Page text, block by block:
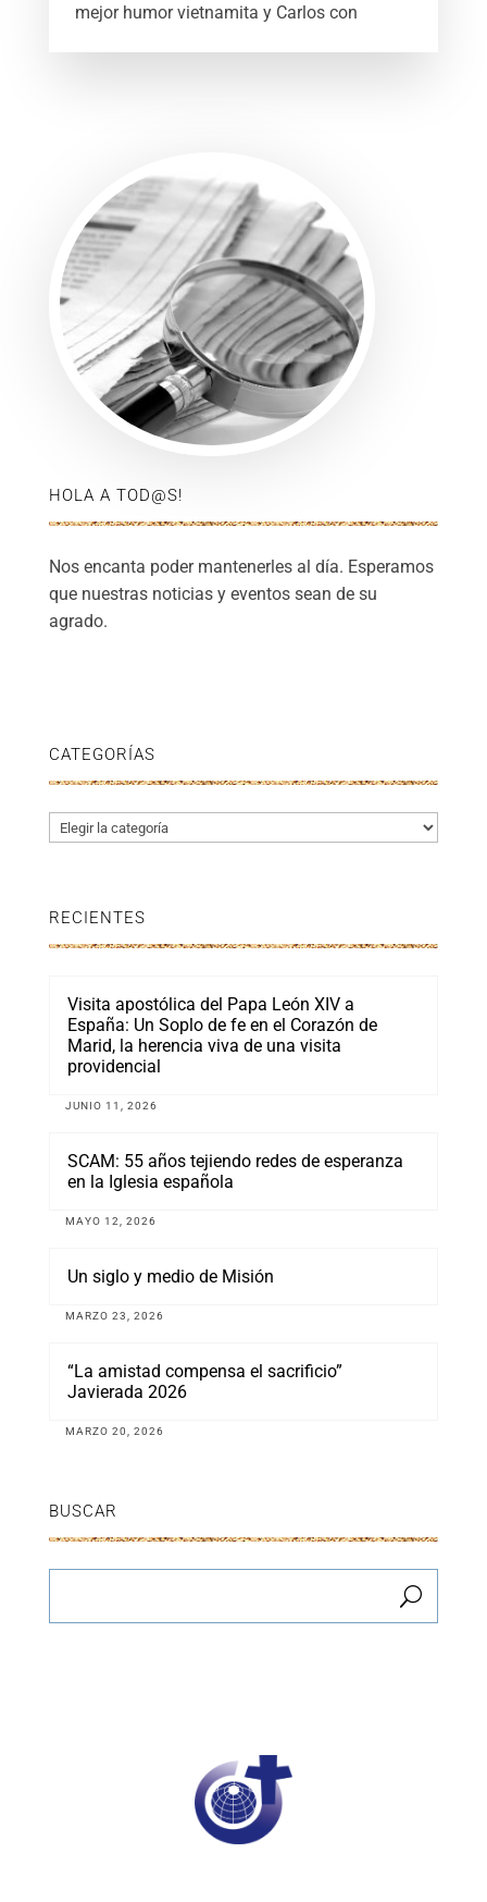
mejor humor vietnamita y Carlos con
HOLA A TOD@S!
Nos encanta poder mantenerles al día. Esperamos
que nuestras noticias y eventos sean de su
agrado.
CATEGORÍAS
Categorías
RECIENTES
Visita apostólica del Papa León XIV a
España: Un Soplo de fe en el Corazón de
Marid, la herencia viva de una visita
providencial
JUNIO 11, 2026
SCAM: 55 años tejiendo redes de esperanza
en la Iglesia española
MAYO 12, 2026
Un siglo y medio de Misión
MARZO 23, 2026
“La amistad compensa el sacrificio”
Javierada 2026
MARZO 20, 2026
BUSCAR